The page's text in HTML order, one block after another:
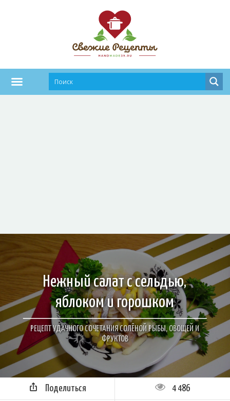
Нежный салат с сельдью,
яблоком и горошком
РЕЦЕПТ УДАЧНОГО СОЧЕТАНИЯ СОЛЁНОЙ РЫБЫ, ОВОЩЕЙ И
ФРУКТОВ
Поделиться 4 486